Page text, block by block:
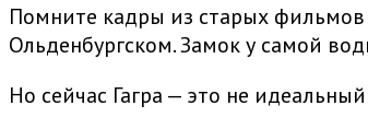
Помните кадры из старых фильмов
Ольденбургском. Замок у самой
Но сейчас Гагра — это не